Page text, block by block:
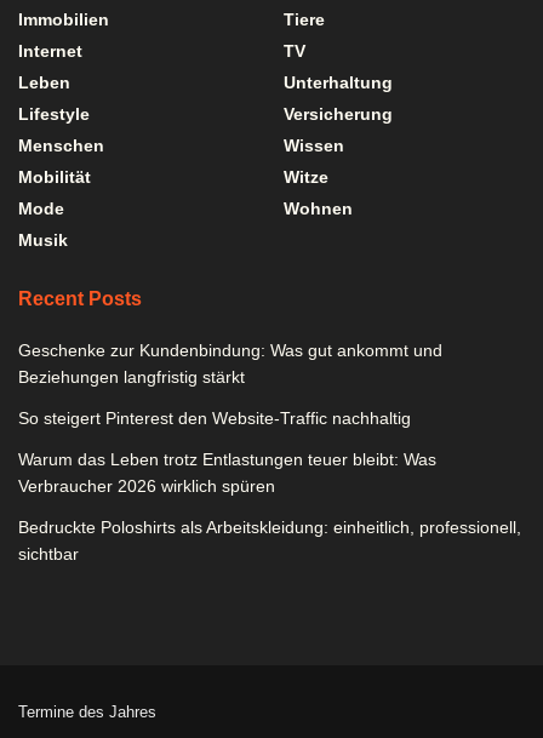
Immobilien
Internet
Leben
Lifestyle
Menschen
Mobilität
Mode
Musik
Tiere
TV
Unterhaltung
Versicherung
Wissen
Witze
Wohnen
Recent Posts
Geschenke zur Kundenbindung: Was gut ankommt und
Beziehungen langfristig stärkt
So steigert Pinterest den Website-Traffic nachhaltig
Warum das Leben trotz Entlastungen teuer bleibt: Was
Verbraucher 2026 wirklich spüren
Bedruckte Poloshirts als Arbeitskleidung: einheitlich, professionell,
sichtbar
Termine des Jahres